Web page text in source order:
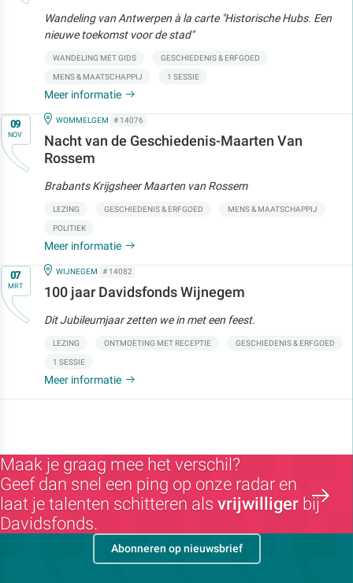
Wandeling van Antwerpen à la carte "Historische Hubs. Een
nieuwe toekomst voor de stad"
WANDELING MET GIDS GESCHIEDENIS & ERFGOED
MENS & MAATSCHAPPIJ 1 SESSIE
Meer informatie
Op09
NOV
IN
WOMMELGEM # 14076
Nacht van de Geschiedenis-Maarten Van
Rossem
Brabants Krijgsheer Maarten van Rossem
LEZING GESCHIEDENIS & ERFGOED MENS & MAATSCHAPPIJ
POLITIEK
Meer informatie
Op07
MRT
IN
WIJNEGEM # 14082
100 jaar Davidsfonds Wijnegem
Dit Jubileumjaar zetten we in met een feest.
LEZING ONTMOETING MET RECEPTIE GESCHIEDENIS & ERFGOED
1 SESSIE
Meer informatie
Maak je graag mee het verschil?
Geef dan snel een ping op onze radar en
laat je talenten schitteren als vrijwilliger bij
Davidsfonds.
Abonneren op nieuwsbrief